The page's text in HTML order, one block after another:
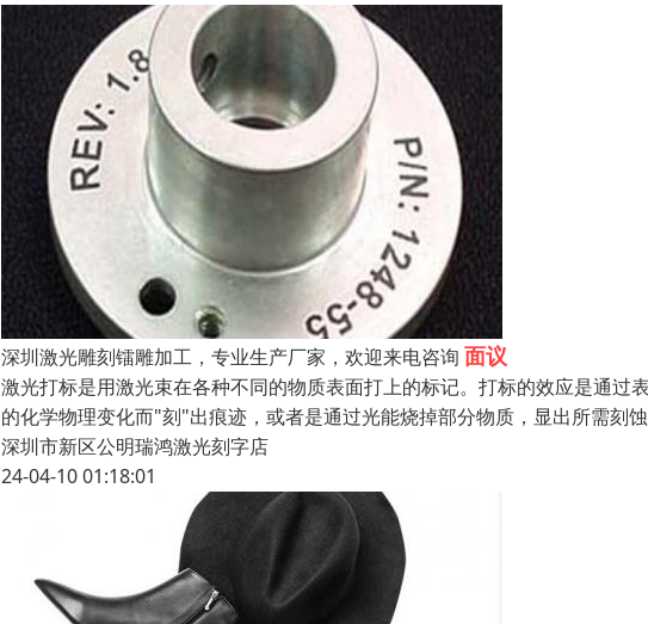
深圳激光雕刻镭雕加工，专业生产厂家，欢迎来电咨询 面议
激光打标是用激光束在各种不同的物质表面打上的标记。打标的效应是通
的化学物理变化而"刻"出痕迹，或者是通过光能烧掉部分物质，显出所需刻
深圳市新区公明瑞鸿激光刻字店
24-04-10 01:18:01